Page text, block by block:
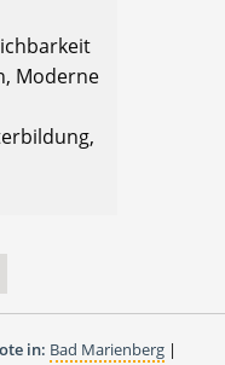
Moderne
in: Bad Marienberg |